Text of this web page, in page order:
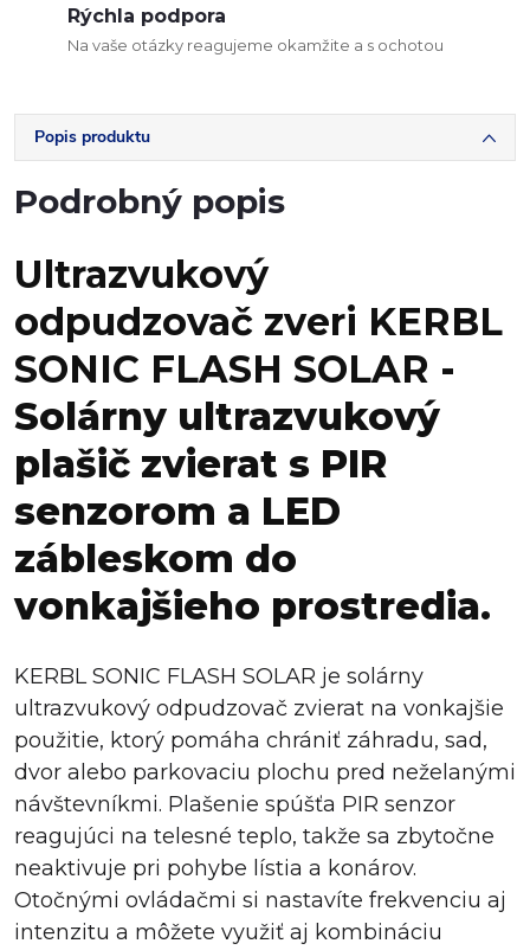
Rýchla podpora
Na vaše otázky reagujeme okamžite a s ochotou
Popis produktu
Podrobný popis
Ultrazvukový
odpudzovač zveri KERBL
SONIC FLASH SOLAR -
Solárny ultrazvukový
plašič zvierat s PIR
senzorom a LED
zábleskom do
vonkajšieho prostredia.
KERBL SONIC FLASH SOLAR je solárny
ultrazvukový odpudzovač zvierat na vonkajšie
použitie, ktorý pomáha chrániť záhradu, sad,
dvor alebo parkovaciu plochu pred neželanými
návštevníkmi. Plašenie spúšťa PIR senzor
reagujúci na telesné teplo, takže sa zbytočne
neaktivuje pri pohybe lístia a konárov.
Otočnými ovládačmi si nastavíte frekvenciu aj
intenzitu a môžete využiť aj kombináciu